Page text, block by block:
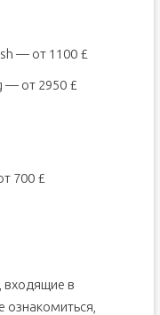
— от 1100 £
— от 2950 £
700 £
входящие в